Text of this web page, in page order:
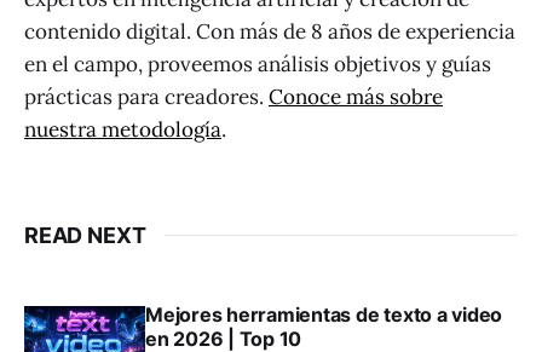
contenido digital. Con más de 8 años de experiencia
en el campo, proveemos análisis objetivos y guías
prácticas para creadores. Conoce más sobre
nuestra metodología.
READ NEXT
Mejores herramientas de texto a video
en 2026 | Top 10